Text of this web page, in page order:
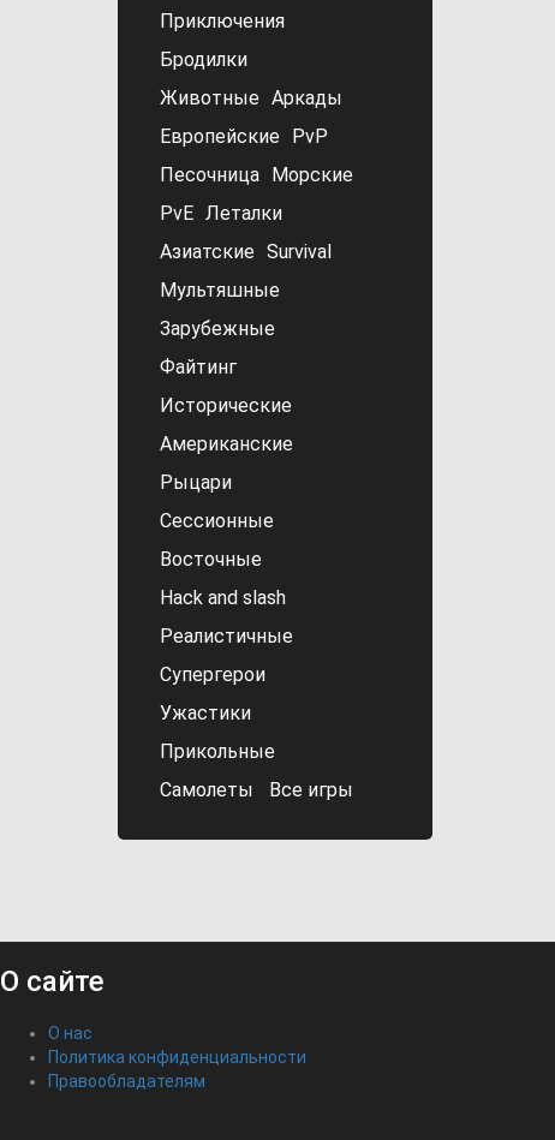
Приключения
Бродилки
Животные Аркады
Европейские
PvP
Песочница
Морские
PvE Леталки
Азиатские Survival
Мультяшные
Зарубежные
Файтинг
Исторические
Американские
Рыцари
Сессионные
Восточные
Hack and slash
Реалистичные
Супергерои
Ужастики
Прикольные
Самолеты
Все игры
О сайте
О нас
Политика конфиденциальности
Правообладателям